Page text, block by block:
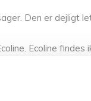
Den er dejligt
Ecoline
pind 2 – 3. Ved